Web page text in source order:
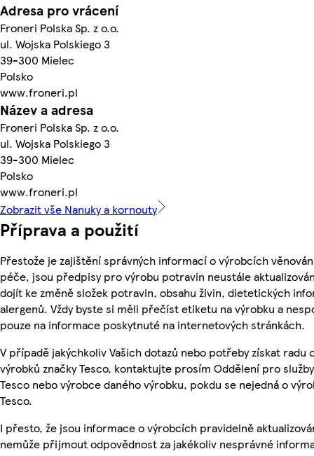
Adresa pro vrácení
Froneri Polska Sp. z o.o.
ul. Wojska Polskiego 3
39-300 Mielec
Polsko
www.froneri.pl
Název a adresa
Froneri Polska Sp. z o.o.
ul. Wojska Polskiego 3
39-300 Mielec
Polsko
www.froneri.pl
Zobrazit vše Nanuky a kornouty
Příprava a použití
Přestože je zajištění správných informací o výrobcích
péče, jsou předpisy pro výrobu potravin neustále
dojít ke změně složek potravin, obsahu živin, dietetických
alergenů. Vždy byste si měli přečíst etiketu na výrobku a
pouze na informace poskytnuté na internetových stránkách.
V případě jakýchkoliv Vašich dotazů nebo potřeby získat radu
výrobků značky Tesco, kontaktujte prosím Oddělení pro
Tesco nebo výrobce daného výrobku, pokdu se nejedná o
Tesco.
I přesto, že jsou informace o výrobcích pravidelně
nemůže přijmout odpovědnost za jakékoliv nesprávné